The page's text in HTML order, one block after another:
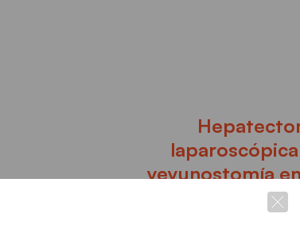
yeyunostomía